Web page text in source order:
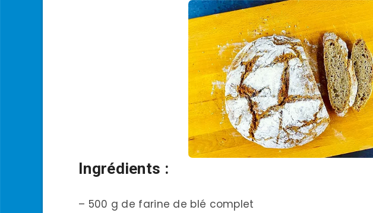
Ingrédients :
– 500 g de farine de blé complet